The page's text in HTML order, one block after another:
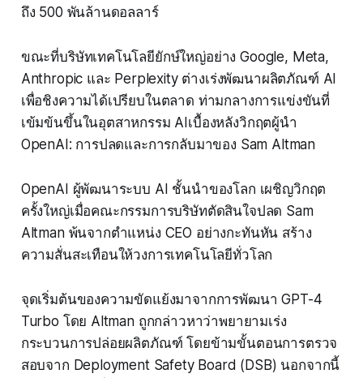
ถึง 500 พันล้านดอลลาร์
ขณะที่บริษัทเทคโนโลยียักษ์ใหญ่อย่าง Google, Meta,
Anthropic และ Perplexity ต่างเร่งพัฒนาผลิตภัณฑ์ AI
เพื่อชิงความได้เปรียบในตลาด ท่ามกลางการแข่งขันที่
เข้มข้นขึ้นในอุตสาหกรรม AIเบื้องหลังวิกฤตผู้นำ
OpenAI: การปลดและการกลับมาของ Sam Altman
OpenAI ผู้พัฒนาระบบ AI ชั้นนำของโลก เผชิญวิกฤต
ครั้งใหญ่เมื่อคณะกรรมการบริษัทตัดสินใจปลด Sam
Altman พ้นจากตำแหน่ง CEO อย่างกะทันหัน สร้าง
ความสั่นสะเทือนให้วงการเทคโนโลยีทั่วโลก
จุดเริ่มต้นของความขัดแย้งมาจากการพัฒนา GPT-4
Turbo โดย Altman ถูกกล่าวหาว่าพยายามเร่ง
กระบวนการปล่อยผลิตภัณฑ์ โดยข้ามขั้นตอนการตรวจ
สอบจาก Deployment Safety Board (DSB) นอกจากนี้